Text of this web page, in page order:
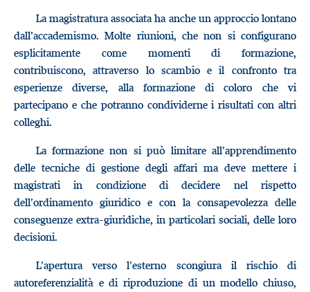
La magistratura associata ha anche un approccio lontano
dall’accademismo. Molte riunioni, che non si configurano
esplicitamente come momenti di formazione,
contribuiscono, attraverso lo scambio e il confronto tra
esperienze diverse, alla formazione di coloro che vi
partecipano e che potranno condividerne i risultati con altri
colleghi.
La formazione non si può limitare all’apprendimento
delle tecniche di gestione degli affari ma deve mettere i
magistrati in condizione di decidere nel rispetto
dell’ordinamento giuridico e con la consapevolezza delle
conseguenze extra-giuridiche, in particolari sociali, delle loro
decisioni.
L’apertura verso l’esterno scongiura il rischio di
autoreferenzialità e di riproduzione di un modello chiuso,